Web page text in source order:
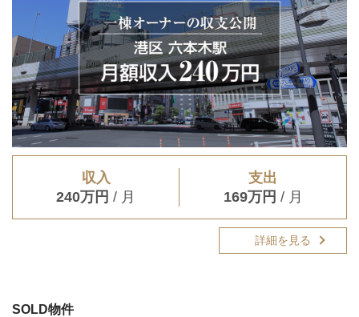
収入
240万円 / 月
支出
169万円 / 月
詳細を見る
SOLD物件